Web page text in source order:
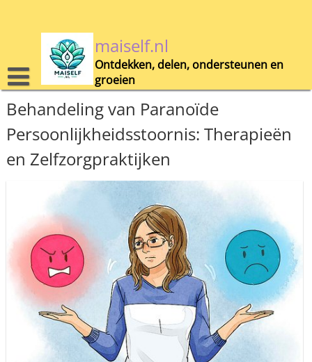
maiself.nl
Ontdekken, delen, ondersteunen en
groeien
Behandeling van Paranoïde
Persoonlijkheidsstoornis: Therapieën
en Zelfzorgpraktijken